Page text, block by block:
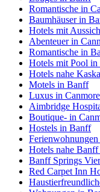
Romantische in
Baumhäuser in
Hotels mit
Abenteuer in
Romantische in
Hotels mit Pool in
Hotels nahe
Motels in Banff
Luxus in Canmore
Aimbridge
Boutique- in
Hostels in Banff
Hotels nahe
Banff Springs
Red Carpet Inn